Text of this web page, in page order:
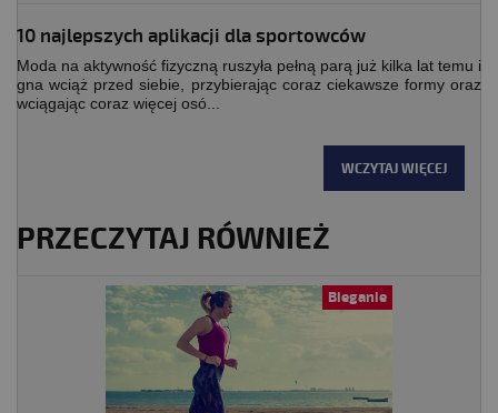
10 najlepszych aplikacji dla sportowców
Moda na aktywność fizyczną ruszyła pełną parą już kilka lat temu i
gna wciąż przed siebie, przybierając coraz ciekawsze formy oraz
wciągając coraz więcej osó...
WCZYTAJ WIĘCEJ
PRZECZYTAJ RÓWNIEŻ
Bieganie